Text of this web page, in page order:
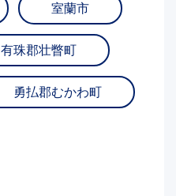
室蘭市
有珠郡壮瞥町
勇払郡むかわ町